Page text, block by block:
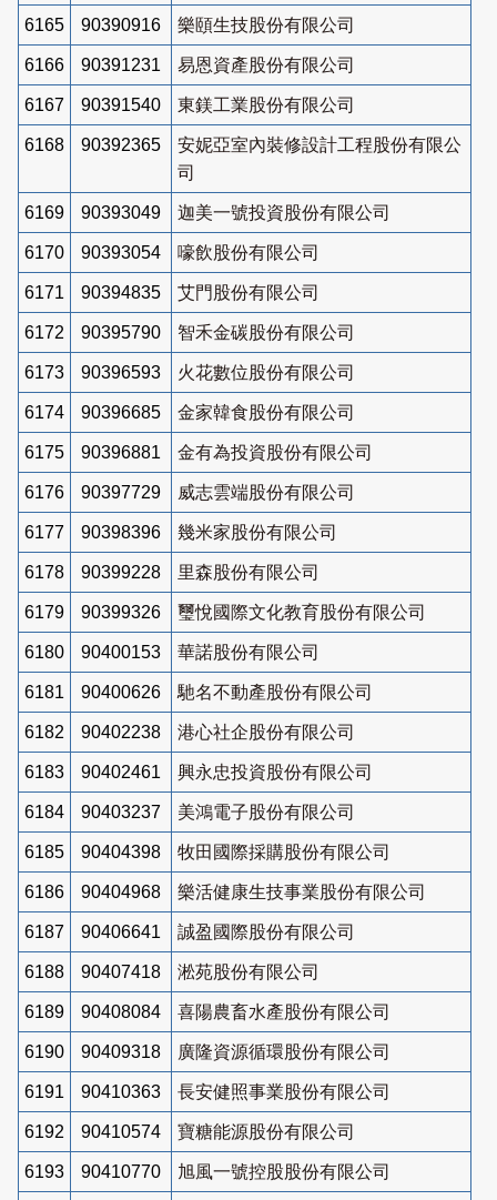
6165 90390916 樂頤生技股份有限公司
6166 90391231 易恩資產股份有限公司
6167 90391540 東鎂工業股份有限公司
6168 90392365
安妮亞室內裝修設計工程股份有限公
司
6169 90393049 迦美一號投資股份有限公司
6170 90393054 嚎飲股份有限公司
6171 90394835 艾門股份有限公司
6172 90395790 智禾金碳股份有限公司
6173 90396593 火花數位股份有限公司
6174 90396685 金家韓食股份有限公司
6175 90396881 金有為投資股份有限公司
6176 90397729 威志雲端股份有限公司
6177 90398396 幾米家股份有限公司
6178 90399228 里森股份有限公司
6179 90399326 璽悅國際文化教育股份有限公司
6180 90400153 華諾股份有限公司
6181 90400626 馳名不動產股份有限公司
6182 90402238 港心社企股份有限公司
6183 90402461 興永忠投資股份有限公司
6184 90403237 美鴻電子股份有限公司
6185 90404398 牧田國際採購股份有限公司
6186 90404968 樂活健康生技事業股份有限公司
6187 90406641 誠盈國際股份有限公司
6188 90407418 淞苑股份有限公司
6189 90408084 喜陽農畜水產股份有限公司
6190 90409318 廣隆資源循環股份有限公司
6191 90410363 長安健照事業股份有限公司
6192 90410574 寶糖能源股份有限公司
6193 90410770 旭風一號控股股份有限公司